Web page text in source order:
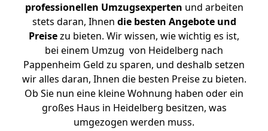
professionellen Umzugsexperten und arbeiten
stets daran, Ihnen die besten Angebote und
Preisezu bieten. Wir wissen, wie wichtig es ist,
bei einem Umzug von Heidelberg nach
Pappenheim Geld zu sparen, und deshalb setzen
wir alles daran, Ihnen die besten Preise zu bieten.
Ob Sie nun eine kleine Wohnung haben oder ein
großes Haus in Heidelberg besitzen, was
umgezogen werden muss.